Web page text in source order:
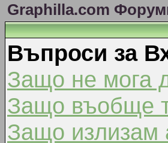
Graphilla.com
Въпроси за
Защо не мога
Защо въобще
Защо излизам